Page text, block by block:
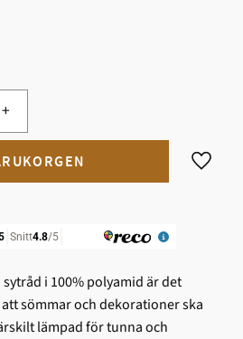
+
Lägg
i 100% polyamid är det
sömmar och dekorationer ska
lämpad för tunna och